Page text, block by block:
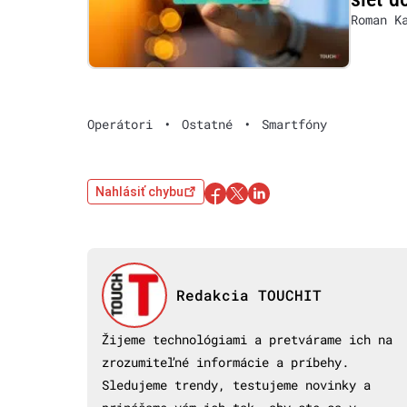
Roman
Operátori • Ostatné • Smartfóny
Nahlásiť chybu
Redakcia TOUCHIT
Žijeme technológiami a pretvárame ich na
zrozumiteľné informácie a príbehy.
Sledujeme trendy, testujeme novinky a